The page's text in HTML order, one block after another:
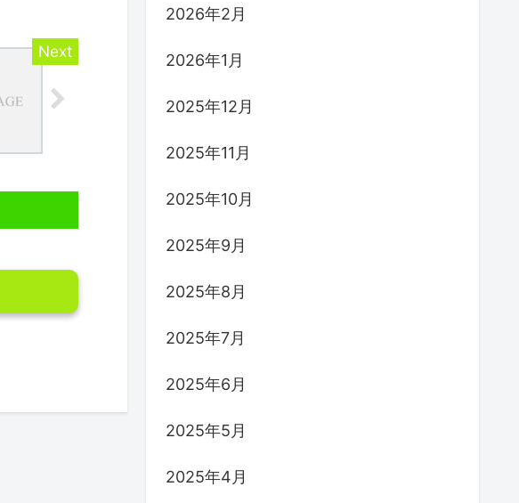
2026年2月
2026年1月
2025年12月
2025年11月
2025年10月
2025年9月
2025年8月
2025年7月
2025年6月
2025年5月
2025年4月